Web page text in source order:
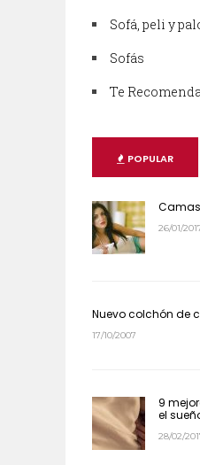
Sofá, peli y
Sofás
Te
POPULAR
Camas
26/01/
Nuevo colchón de
17/10/2007
9
el
28/02/